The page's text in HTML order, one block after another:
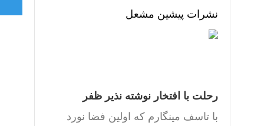
نشرات پیشین مشعل
رحلت با افتخار نوشته نذیر ظفر
با تاسف مینگارم که اولین فضا نورد